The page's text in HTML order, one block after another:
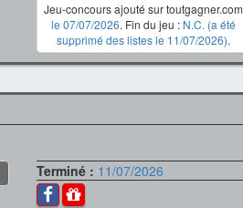
Jeu-concours ajouté sur toutgagner.com
le 07/07/2026. Fin du jeu : N.C. (a été
supprimé des listes le 11/07/2026).
Terminé : 11/07/2026